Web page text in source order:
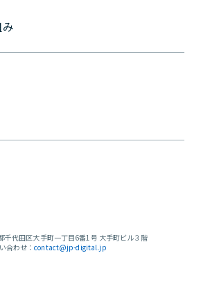
千代田区大手町一丁目6番1号 大手町ビル３階
合わせ：contact@jp-digital.jp